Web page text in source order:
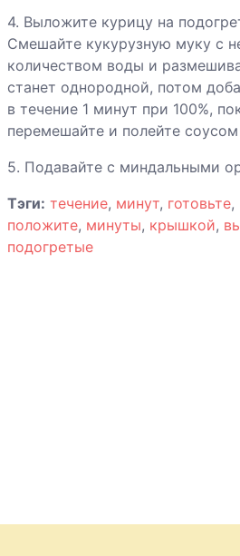
краснокочанная
с яблоками
Картофель
хрустящий по-
бомбейски
испеченный в
мундире с
сыром
сладкий
4. Выложите курицу на
Смешайте кукурузную муку с
количеством воды и
станет однородной, потом
в течение 1 минут при 100%,
перемешайте и полейте
5. Подавайте с миндальными
Тэги: течение, минут, готовьте,
положите, минуты, крышкой,
подогретые